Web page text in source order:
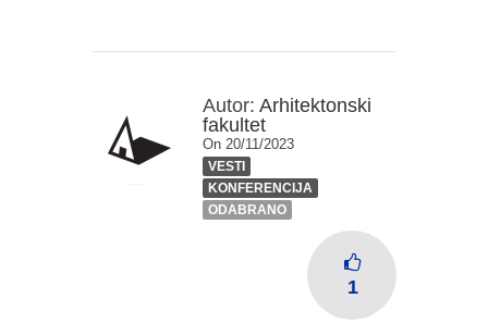
Autor: Arhitektonski
fakultet
On 20/11/2023
VESTI
KONFERENCIJA
ODABRANO
1